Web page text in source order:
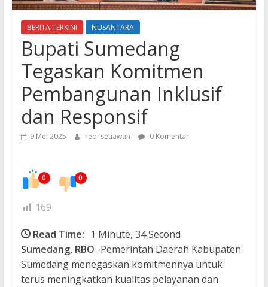
BERITA TERKINI NUSANTARA
Bupati Sumedang
Tegaskan Komitmen
Pembangunan Inklusif
dan Responsif
9 Mei 2025 redi setiawan 0 Komentar
0 0
169
Read Time: 1 Minute, 34 Second
Sumedang, RBO -Pemerintah Daerah Kabupaten
Sumedang menegaskan komitmennya untuk
terus meningkatkan kualitas pelayanan dan